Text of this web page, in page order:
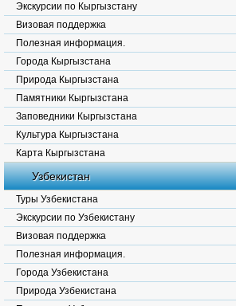
Экскурсии по Кыргызстану
Визовая поддержка
Полезная информация.
Города Кыргызстана
Природа Кыргызстана
Памятники Кыргызстана
Заповедники Кыргызстана
Культура Кыргызстана
Карта Кыргызстана
Узбекистан
Туры Узбекистана
Экскурсии по Узбекистану
Визовая поддержка
Полезная информация.
Города Узбекистана
Природа Узбекистана